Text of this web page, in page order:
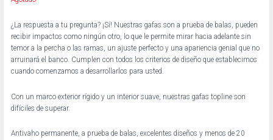
¿La respuesta a tu pregunta? ¡Sí! Nuestras gafas son a prueba de balas, pueden
recibir impactos como ningún otro, lo que le permite mirar hacia adelante sin
temor a la percha o las ramas, un ajuste perfecto y una apariencia genial que no
arruinará el banco. Cumplen con todos los criterios de diseño que establecimos
cuando comenzamos a desarrollarlos para usted.
Con un marco exterior rígido y un interior suave, nuestras gafas topline son
difíciles de superar.
Antivaho permanente, a prueba de balas, excelentes diseños y menos de 20